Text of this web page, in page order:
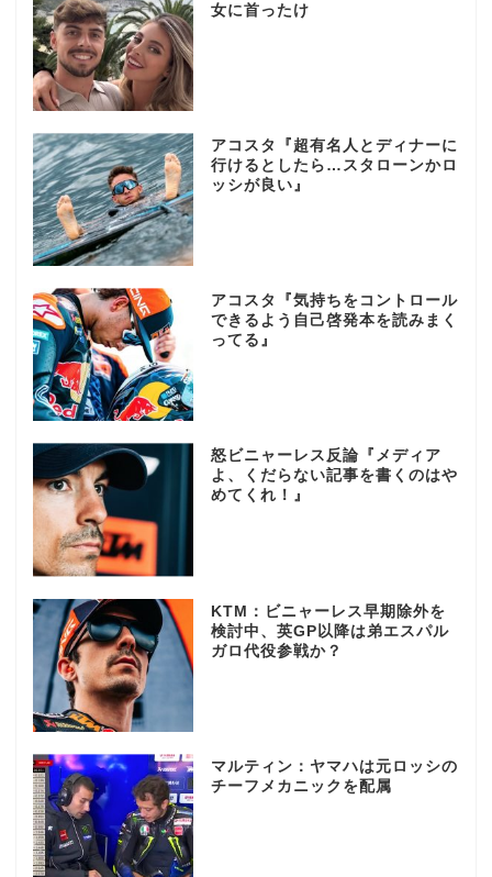
女に首ったけ
アコスタ『超有名人とディナーに
行けるとしたら…スタローンかロ
ッシが良い』
アコスタ『気持ちをコントロール
できるよう自己啓発本を読みまく
ってる』
怒ビニャーレス反論『メディア
よ、くだらない記事を書くのはや
めてくれ！』
KTM：ビニャーレス早期除外を
検討中、英GP以降は弟エスパル
ガロ代役参戦か？
マルティン：ヤマハは元ロッシの
チーフメカニックを配属